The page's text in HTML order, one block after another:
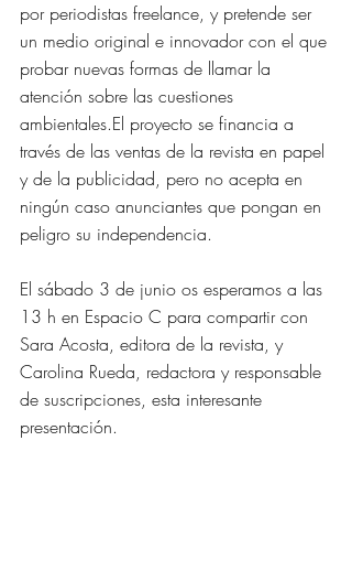
por periodistas freelance, y pretende ser
un medio original e innovador con el que
probar nuevas formas de llamar la
atención sobre las cuestiones
ambientales.El proyecto se financia a
través de las ventas de la revista en papel
y de la publicidad, pero no acepta en
ningún caso anunciantes que pongan en
peligro su independencia.
El sábado 3 de junio os esperamos a las
13 h en Espacio C para compartir con
Sara Acosta, editora de la revista, y
Carolina Rueda, redactora y responsable
de suscripciones, esta interesante
presentación.